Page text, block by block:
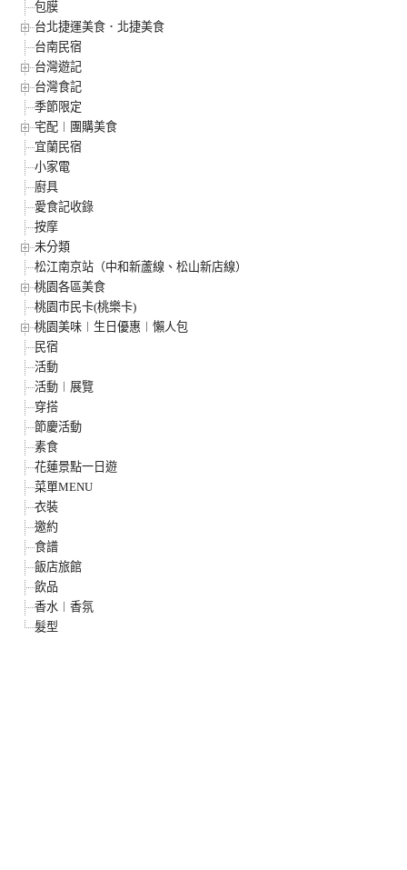
包膜
台北捷運美食．北捷美食
台南民宿
台灣遊記
台灣食記
季節限定
宅配︱團購美食
宜蘭民宿
小家電
廚具
愛食記收錄
按摩
未分類
松江南京站（中和新蘆線、松山新店線）
桃園各區美食
桃園市民卡(桃樂卡)
桃園美味︱生日優惠︱懶人包
民宿
活動
活動︱展覽
穿搭
節慶活動
素食
花蓮景點一日遊
菜單MENU
衣裝
邀約
食譜
飯店旅館
飲品
香水︱香氛
髮型